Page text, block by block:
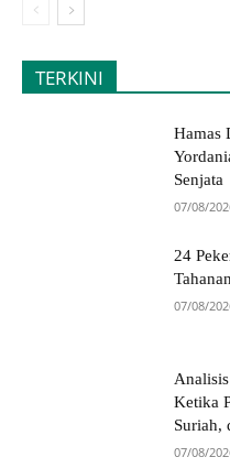
TERKINI
Hamas
Senjata
07/08/
24
07/08/
Ketika
Suriah,
07/08/